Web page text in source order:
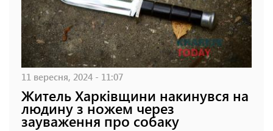
11 вересня, 2024 - 11:07
Житель Харківщини накинувся на
людину з ножем через
зауваження про собаку